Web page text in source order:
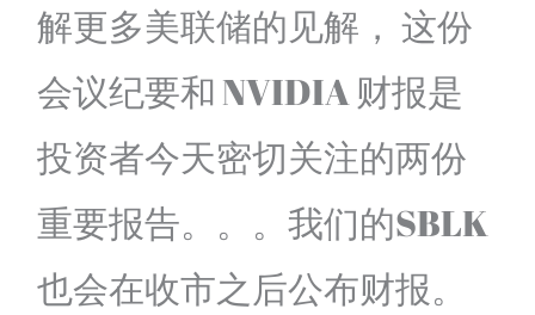
解更多美联储的见解， 这份
会议纪要和 NVIDIA 财报是
投资者今天密切关注的两份
重要报告。。。我们的SBLK
也会在收市之后公布财报。